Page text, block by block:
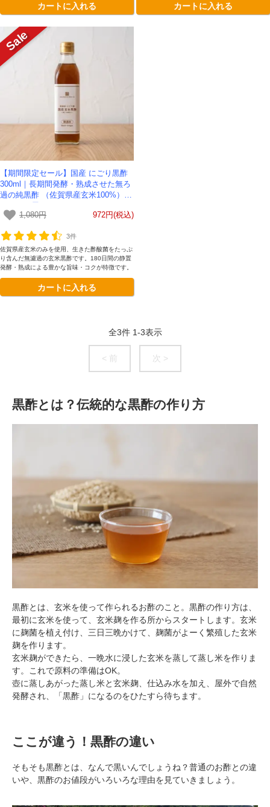
カートに入れる カートに入れる
【期間限定セール】国産 にごり黒酢
300ml｜長期間発酵・熟成させた無ろ
過の純黒酢 （佐賀県産玄米100%）-
1,080円
972円(税込)
3件
佐賀県産玄米のみを使用、生きた酢酸菌をたっぷ
り含んだ無濾過の玄米黒酢です。180日間の静置
発酵・熟成による豊かな旨味・コクが特徴です。
カートに入れる
全3件 1-3表示
< 前 次 >
黒酢とは？伝統的な黒酢の作り方
黒酢とは、玄米を使って作られるお酢のこと。黒酢の作り方は、
最初に玄米を使って、玄米麹を作る所からスタートします。玄米
に麹菌を植え付け、三日三晩かけて、麹菌がよーく繁殖した玄米
麹を作ります。
玄米麹ができたら、一晩水に浸した玄米を蒸して蒸し米を作りま
す。これで原料の準備はOK。
壺に蒸しあがった蒸し米と玄米麹、仕込み水を加え、屋外で自然
発酵され、「黒酢」になるのをひたすら待ちます。
ここが違う！黒酢の違い
そもそも黒酢とは、なんで黒いんでしょうね？普通のお酢との違
いや、黒酢のお値段がいろいろな理由を見ていきましょう。